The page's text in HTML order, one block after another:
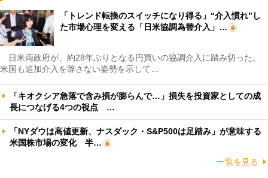
「トレンド転換のスイッチになり得る」“介入慣れ”し
た市場心理を変える「日米協調為替介入」…
日米両政府が、約28年ぶりとなる円買いの協調介入に踏み切った。
米国も追加介入を辞さない姿勢を示して…
「キオクシア急落で含み損が膨らんで…」損失を投資家としての成
長につなげる4つの視点 …
「NYダウは高値更新、ナスダック・S&P500は足踏み」が意味する
米国株市場の変化 半…
一覧を見る